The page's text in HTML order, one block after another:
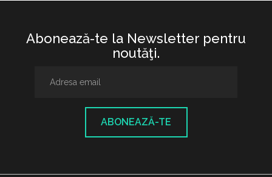
Abonează-te la Newsletter pentru
noutăţi.
ABONEAZĂ-TE